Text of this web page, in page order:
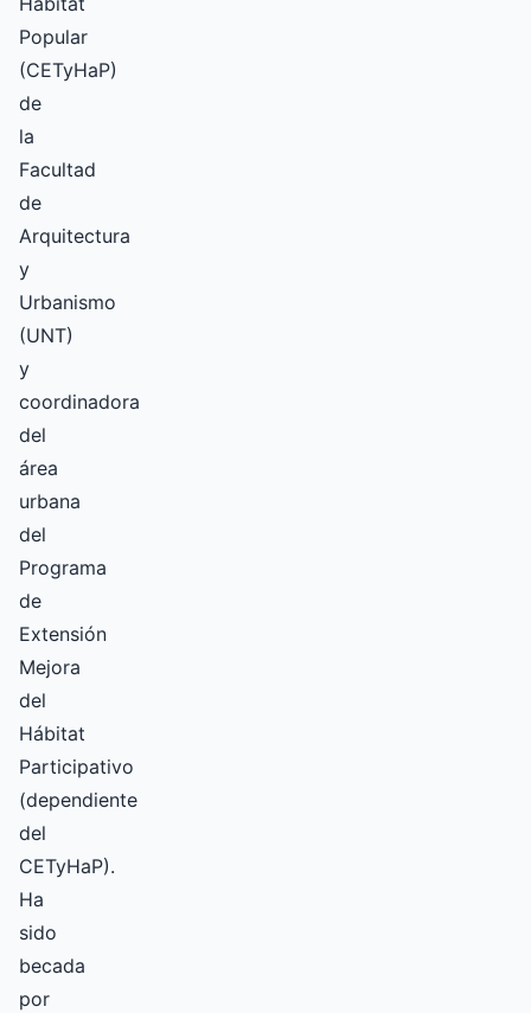
Popular
(CETyHaP)
de
la
Facultad
de
Arquitectura
y
Urbanismo
(UNT)
y
coordinadora
del
área
urbana
del
Programa
de
Extensión
Mejora
del
Hábitat
Participativo
(dependiente
del
CETyHaP).
Ha
sido
becada
por